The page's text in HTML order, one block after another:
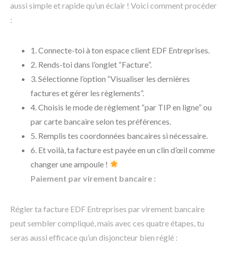
aussi simple et rapide qu’un éclair ! Voici comment procéder
:
1. Connecte-toi à ton espace client EDF Entreprises.
2. Rends-toi dans l’onglet “Facture”.
3. Sélectionne l’option “Visualiser les dernières
factures et gérer les règlements”.
4. Choisis le mode de règlement “par TIP en ligne” ou
par carte bancaire selon tes préférences.
5. Remplis tes coordonnées bancaires si nécessaire.
6. Et voilà, ta facture est payée en un clin d’œil comme
changer une ampoule !
Paiement par virement bancaire :
Régler ta facture EDF Entreprises par virement bancaire
peut sembler compliqué, mais avec ces quatre étapes, tu
seras aussi efficace qu’un disjoncteur bien réglé :